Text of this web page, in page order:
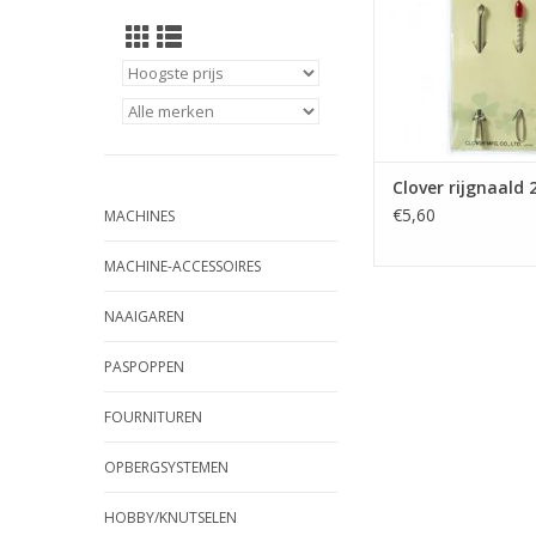
MACHINES
MACHINE-ACCESSOIRES
NAAIGAREN
PASPOPPEN
FOURNITUREN
OPBERGSYSTEMEN
HOBBY/KNUTSELEN
Clover rijgnaald
€5,60